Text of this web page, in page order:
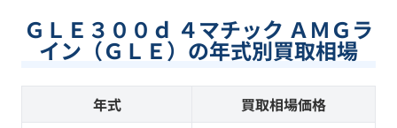
ＧＬＥ３００ｄ ４マチック ＡＭＧラ
イン（ＧＬＥ）の年式別買取相場
年式 買取相場価格